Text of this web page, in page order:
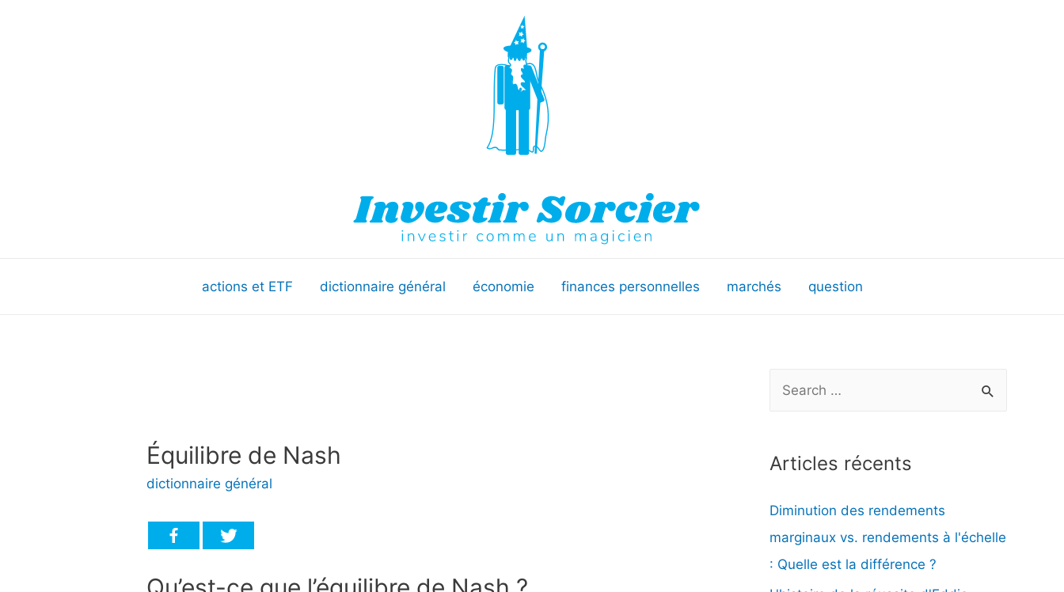
actions et ETF dictionnaire général économie finances personnelles marchés question
Équilibre de Nash
dictionnaire général
h
r
c
h
Articles récents
Diminution des rendements
marginaux vs. rendements à l'échelle
: Quelle est la différence ?